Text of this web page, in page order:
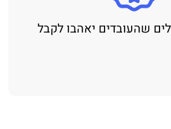
שהעובדים יאהבו לקבל